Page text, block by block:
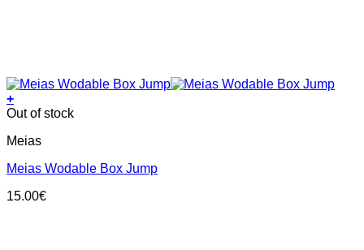
+
This
has
variants.
options
Out of stock
Meias
Meias Wodable Box Jump
15.00€